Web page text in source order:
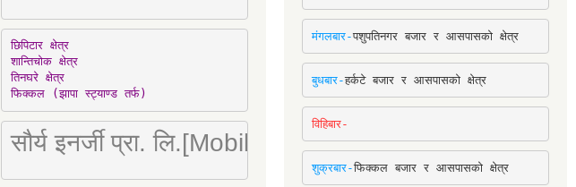
छिपिटार क्षेत्र
शान्तिचोक क्षेत्र
तिनघरे क्षेत्र
फिक्कल (झापा स्ट्याण्ड तर्फ)
सौर्य इनर्जी प्रा. लि.[Mobile : 9842780266]
मंगलबार-पशुपतिनगर बजार र आसपासको क्षेत्र
बुधबार-हर्कटे बजार र आसपासको क्षेत्र
विहिबार-
शुक्रबार-फिक्कल बजार र आसपासको क्षेत्र